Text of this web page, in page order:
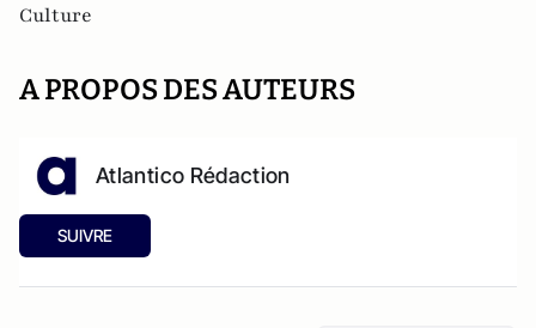
Culture
A PROPOS DES AUTEURS
Atlantico Rédaction
SUIVRE